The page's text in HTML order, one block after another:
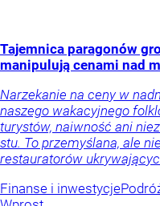
Tajemnica paragonów
manipulują cenami nad
Narzekanie na ceny w
naszego wakacyjnego
turystów, naiwność ani
stu. To przemyślana, ale
restauratorów
Finanse i inwestycje